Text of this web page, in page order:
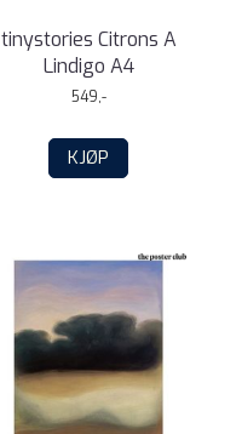
tinystories Citrons A
Lindigo A4
549,-
KJØP